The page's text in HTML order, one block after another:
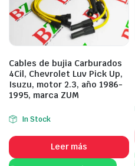
Cables de bujia Carburados
4Cil, Chevrolet Luv Pick Up,
Isuzu, motor 2.3, año 1986-
1995, marca ZUM
In Stock
Leer más